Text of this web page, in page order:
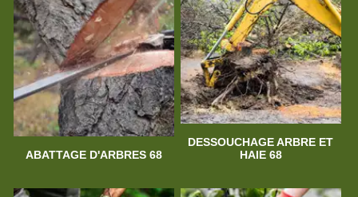
ABATTAGE D'ARBRES 68
DESSOUCHAGE ARBRE ET
HAIE 68